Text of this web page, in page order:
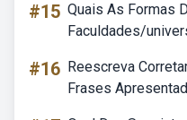
#15 Quais As Formas
Faculdades/
#16 Reescreva
Frases